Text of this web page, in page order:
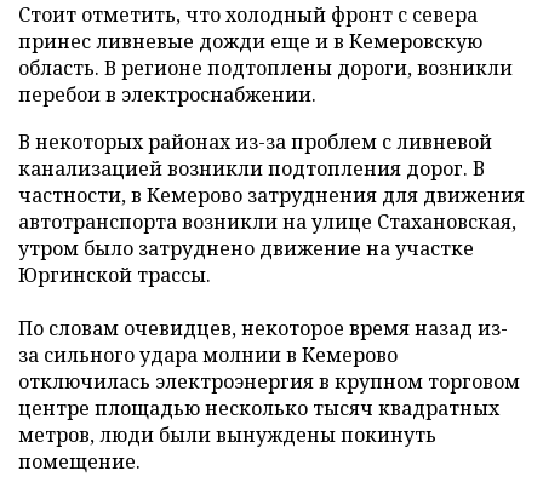
Стоит отметить, что холодный фронт с севера
принес ливневые дожди еще и в Кемеровскую
область. В регионе подтоплены дороги, возникли
перебои в электроснабжении.
В некоторых районах из-за проблем с ливневой
канализацией возникли подтопления дорог. В
частности, в Кемерово затруднения для движения
автотранспорта возникли на улице Стахановская,
утром было затруднено движение на участке
Юргинской трассы.
По словам очевидцев, некоторое время назад из-
за сильного удара молнии в Кемерово
отключилась электроэнергия в крупном торговом
центре площадью несколько тысяч квадратных
метров, люди были вынуждены покинуть
помещение.